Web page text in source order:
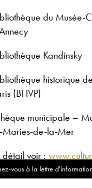
du Musée-
Kandinsky
historique
(BHVP)
municipale –
Maries-de-la-Mer
détail voir :
vous à la lettre d'information